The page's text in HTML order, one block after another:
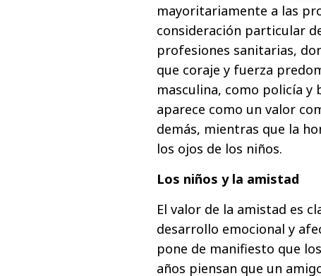
mayoritariamente a las
consideración particular
profesiones sanitarias,
que coraje y fuerza
masculina, como policía y
aparece como un valor
demás, mientras que la
los ojos de los niños.
Los niños y la amistad
El valor de la amistad es
desarrollo emocional y
pone de manifiesto que
años piensan que un